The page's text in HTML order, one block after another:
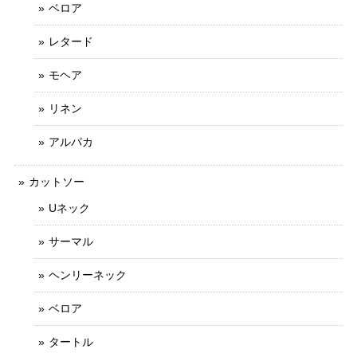
ベロア
レタード
モヘア
リネン
アルパカ
カットソー
Uネック
サーマル
ヘンリーネック
ベロア
タートル